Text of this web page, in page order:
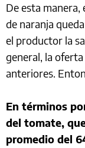
De esta
de naranja
el productor la
general, la
anteriores.
En términos
del tomate,
promedio del